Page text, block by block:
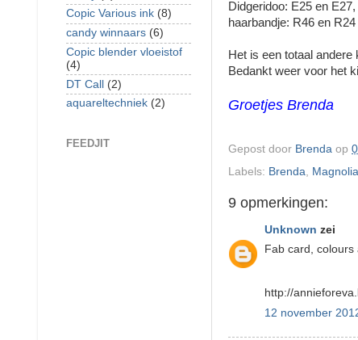
Didgeridoo: E25 en
haarbandje: R46 en R24
Het is een totaal
Bedankt weer voor het
Groetjes Brenda
Gepost door Brenda op
Labels: Brenda, Magnolia
9 opmerkingen:
Unknown zei
Fab card,
http://
12 november
Copic Various ink (8)
candy winnaars (6)
Copic blender vloeistof
(4)
DT Call (2)
aquareltechniek (2)
FEEDJIT